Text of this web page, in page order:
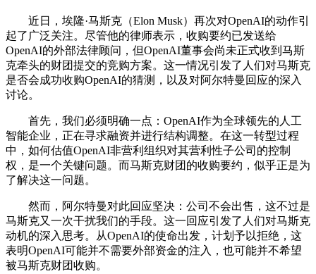
近日，埃隆·马斯克（Elon Musk）再次对OpenAI的动作引
起了广泛关注。尽管他的律师表示，收购要约已发送给
OpenAI的外部法律顾问，但OpenAI董事会尚未正式收到马斯
克牵头的财团提交的竞购方案。这一情况引发了人们对马斯克
是否会成功收购OpenAI的猜测，以及对阿尔特曼回应的深入
讨论。
首先，我们必须明确一点：OpenAI作为全球领先的人工
智能企业，正在寻求融资并进行结构调整。在这一转型过程
中，如何估值OpenAI非营利组织对其营利性子公司的控制
权，是一个关键问题。而马斯克财团的收购要约，似乎正是为
了解决这一问题。
然而，阿尔特曼对此回应坚决：公司不会出售，这不过是
马斯克又一次干扰我们的手段。这一回应引发了人们对马斯克
动机的深入思考。从OpenAI的使命出发，计划予以拒绝，这
表明OpenAI可能并不需要外部资金的注入，也可能并不希望
被马斯克财团收购。